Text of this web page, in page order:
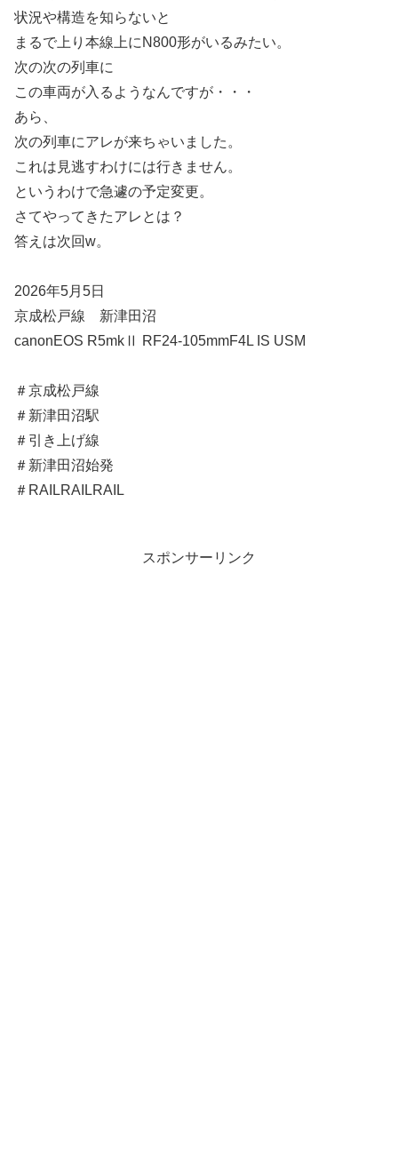
状況や構造を知らないと
まるで上り本線上にN800形がいるみたい。
次の次の列車に
この車両が入るようなんですが・・・
あら、
次の列車にアレが来ちゃいました。
これは見逃すわけには行きません。
というわけで急遽の予定変更。
さてやってきたアレとは？
答えは次回w。
2026年5月5日
京成松戸線 新津田沼
canonEOS R5mkⅡ RF24-105mmF4L IS USM
＃京成松戸線
＃新津田沼駅
＃引き上げ線
＃新津田沼始発
＃RAILRAILRAIL
スポンサーリンク